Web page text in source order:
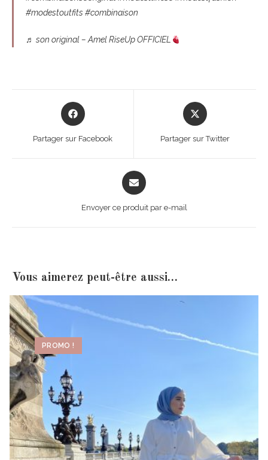
#modestoutfits #combinaison
♬ son original – Amel RiseUp OFFICIEL
Partager sur Facebook Partager sur Twitter
Envoyer ce produit par e-mail
Vous aimerez peut-être aussi…
PROMO !